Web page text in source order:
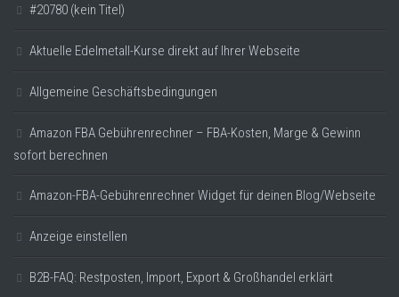
#20780 (kein Titel)
Aktuelle Edelmetall-Kurse direkt auf Ihrer Webseite
Allgemeine Geschäftsbedingungen
Amazon FBA Gebührenrechner – FBA-Kosten, Marge & Gewinn
sofort berechnen
Amazon-FBA-Gebührenrechner Widget für deinen Blog/Webseite
Anzeige einstellen
B2B-FAQ: Restposten, Import, Export & Großhandel erklärt